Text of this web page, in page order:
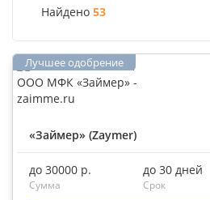
Найдено 53
«Займер» (Zaymer)
до 30000 р.
Сумма
до 30 дней
Срок